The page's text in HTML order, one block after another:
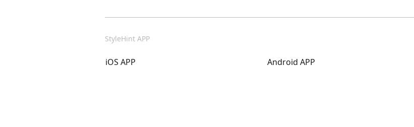
StyleHint APP
iOS APP Android APP